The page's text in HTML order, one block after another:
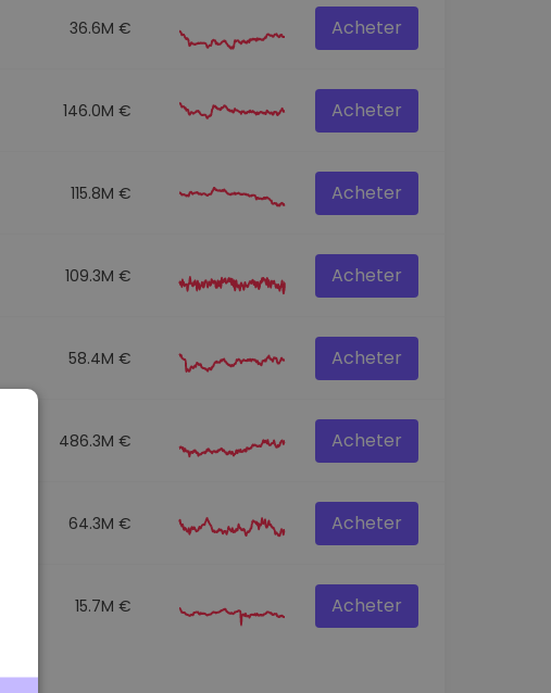
36.6M € Acheter
146.0M € Acheter
115.8M € Acheter
109.3M € Acheter
58.4M € Acheter
486.3M € Acheter
64.3M € Acheter
15.7M € Acheter